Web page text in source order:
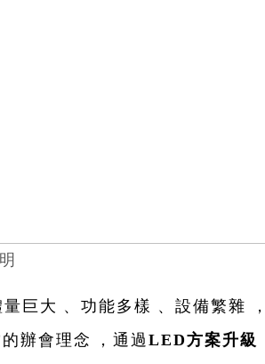
巨大、功能多樣、設備繁雜
”的辦會理念，通過 LED方案升級